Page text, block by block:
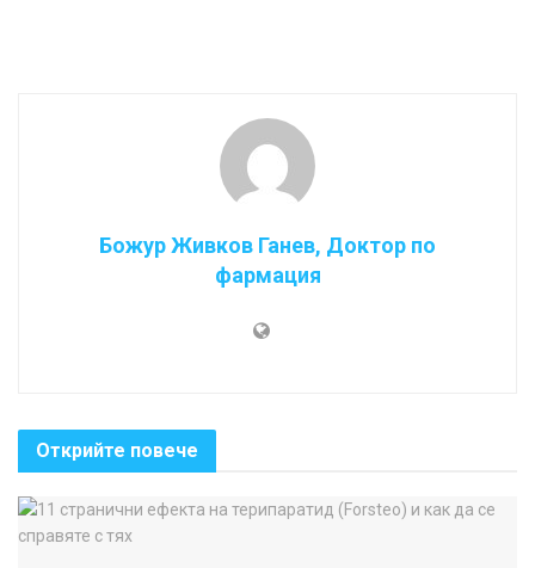
Божур Живков Ганев, Доктор по
фармация
Открийте повече